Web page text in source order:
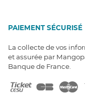
PAIEMENT SÉCURISÉ
La collecte de vos
et assurée par
Banque de France.